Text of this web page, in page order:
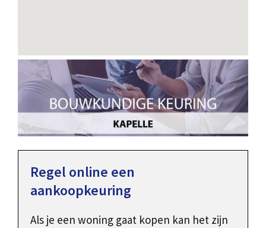
Regel online een
aankoopkeuring
Als je een woning gaat kopen kan het zijn